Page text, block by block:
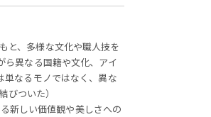
と、多様な文化や職人技を
ら異なる国籍や文化、アイ
単なるモノではなく、異な
ついた）
新しい価値観や美しさへの